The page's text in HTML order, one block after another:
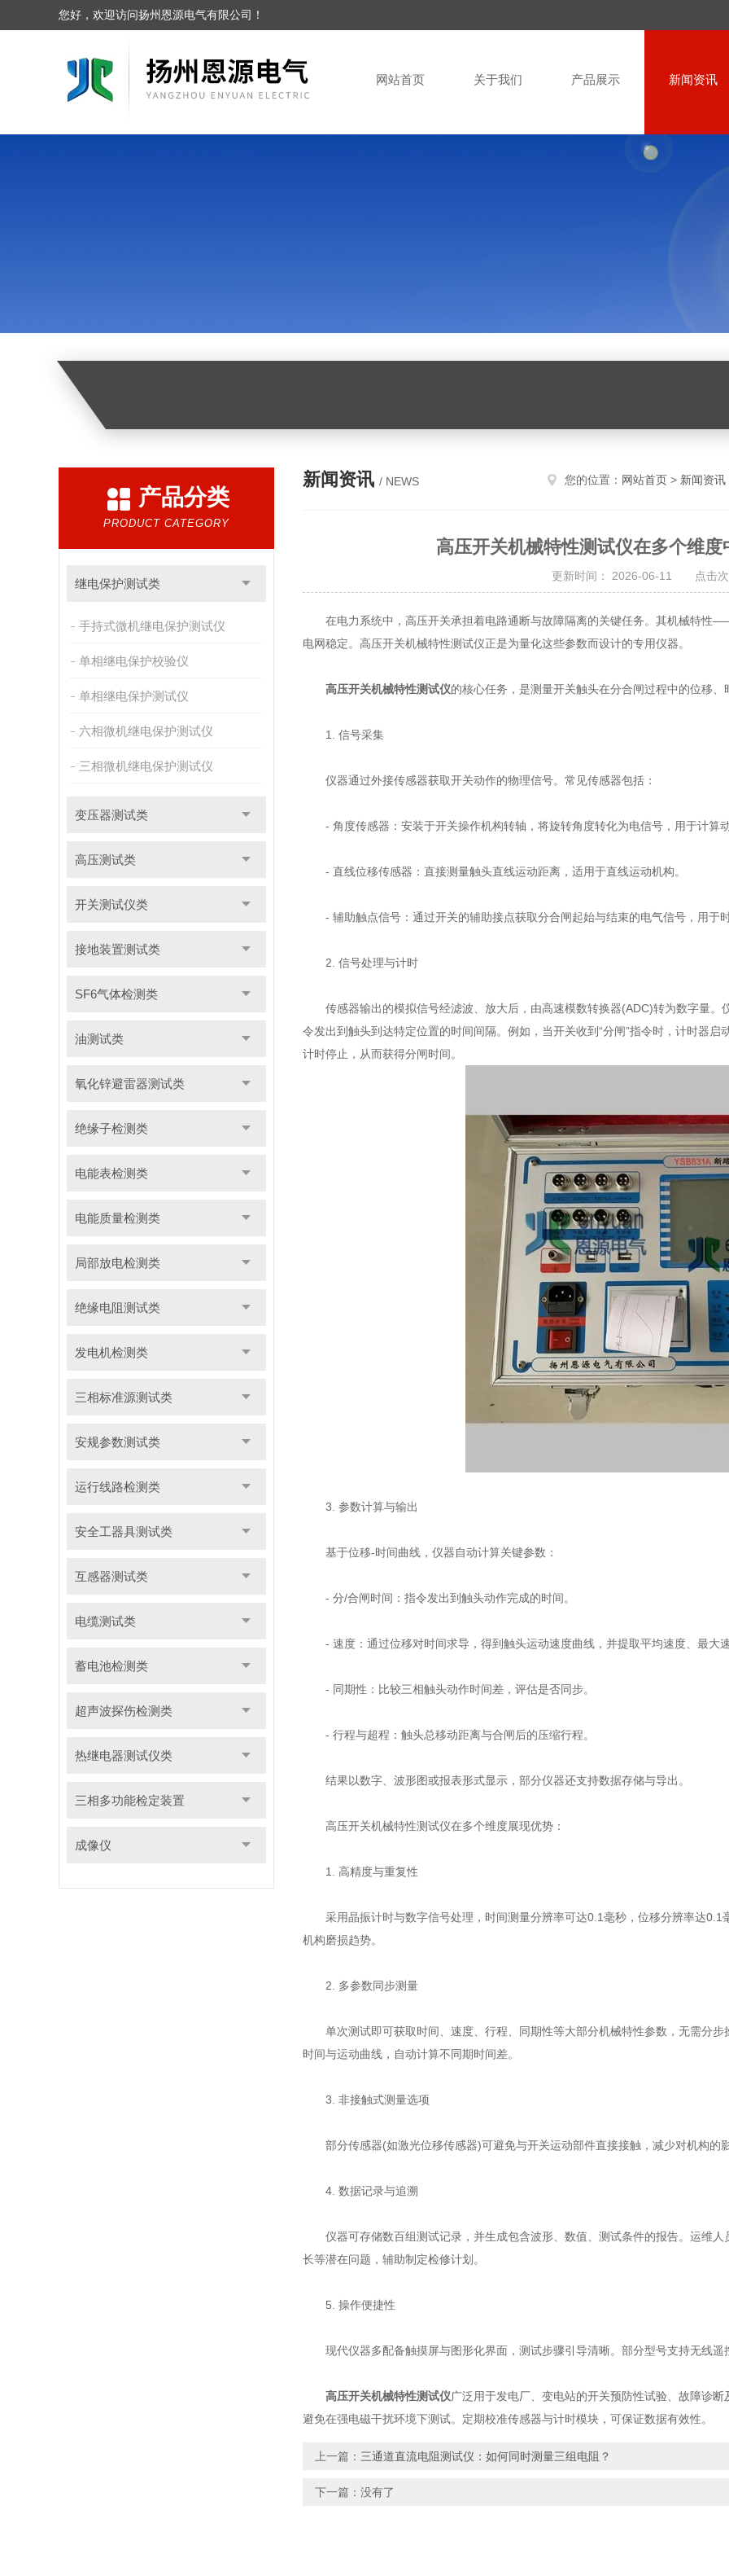
您好，欢迎访问扬州恩源电气有限公司！
网站首页 关于我们 产品展示 新闻资讯
产品分类
PRODUCT CATEGORY
继电保护测试类
手持式微机继电保护测试仪
单相继电保护校验仪
单相继电保护测试仪
六相微机继电保护测试仪
三相微机继电保护测试仪
变压器测试类
高压测试类
开关测试仪类
接地装置测试类
SF6气体检测类
油测试类
氧化锌避雷器测试类
绝缘子检测类
电能表检测类
电能质量检测类
局部放电检测类
绝缘电阻测试类
发电机检测类
三相标准源测试类
安规参数测试类
运行线路检测类
安全工器具测试类
互感器测试类
电缆测试类
蓄电池检测类
超声波探伤检测类
热继电器测试仪类
三相多功能检定装置
成像仪
新闻资讯 / NEWS 您的位置： 网站首页 > 新闻资讯
高压开关机械特性测试仪在多个维
更新时间： 2026-06-11 点击次
在电力系统中，高压开关承担着电路通断与故障隔离的关键任务。其机械特性
电网稳定。高压开关机械特性测试仪正是为量化这些参数而设计的专用仪器。
高压开关机械特性测试仪的核心任务，是测量开关触头在分合闸过程中的位移
1. 信号采集
仪器通过外接传感器获取开关动作的物理信号。常见传感器包括：
- 角度传感器：安装于开关操作机构转轴，将旋转角度转化为电信号，用于计算
- 直线位移传感器：直接测量触头直线运动距离，适用于直线运动机构。
- 辅助触点信号：通过开关的辅助接点获取分合闸起始与结束的电气信号，用于
2. 信号处理与计时
传感器输出的模拟信号经滤波、放大后，由高速模数转换器(ADC)转为数字量。
令发出到触头到达特定位置的时间间隔。例如，当开关收到“分闸”指令时，计时器
计时停止，从而获得分闸时间。
3. 参数计算与输出
基于位移-时间曲线，仪器自动计算关键参数：
- 分/合闸时间：指令发出到触头动作完成的时间。
- 速度：通过位移对时间求导，得到触头运动速度曲线，并提取平均速度、最大
- 同期性：比较三相触头动作时间差，评估是否同步。
- 行程与超程：触头总移动距离与合闸后的压缩行程。
结果以数字、波形图或报表形式显示，部分仪器还支持数据存储与导出。
高压开关机械特性测试仪在多个维度展现优势：
1. 高精度与重复性
采用晶振计时与数字信号处理，时间测量分辨率可达0.1毫秒，位移分辨率达0.1
机构磨损趋势。
2. 多参数同步测量
单次测试即可获取时间、速度、行程、同期性等大部分机械特性参数，无需分步
时间与运动曲线，自动计算不同期时间差。
3. 非接触式测量选项
部分传感器(如激光位移传感器)可避免与开关运动部件直接接触，减少对机构的
4. 数据记录与追溯
仪器可存储数百组测试记录，并生成包含波形、数值、测试条件的报告。运维人
长等潜在问题，辅助制定检修计划。
5. 操作便捷性
现代仪器多配备触摸屏与图形化界面，测试步骤引导清晰。部分型号支持无线遥
高压开关机械特性测试仪广泛用于发电厂、变电站的开关预防性试验、故障诊
避免在强电磁干扰环境下测试。定期校准传感器与计时模块，可保证数据有效性。
上一篇： 三通道直流电阻测试仪：如何同时测量三组电阻？
下一篇：没有了